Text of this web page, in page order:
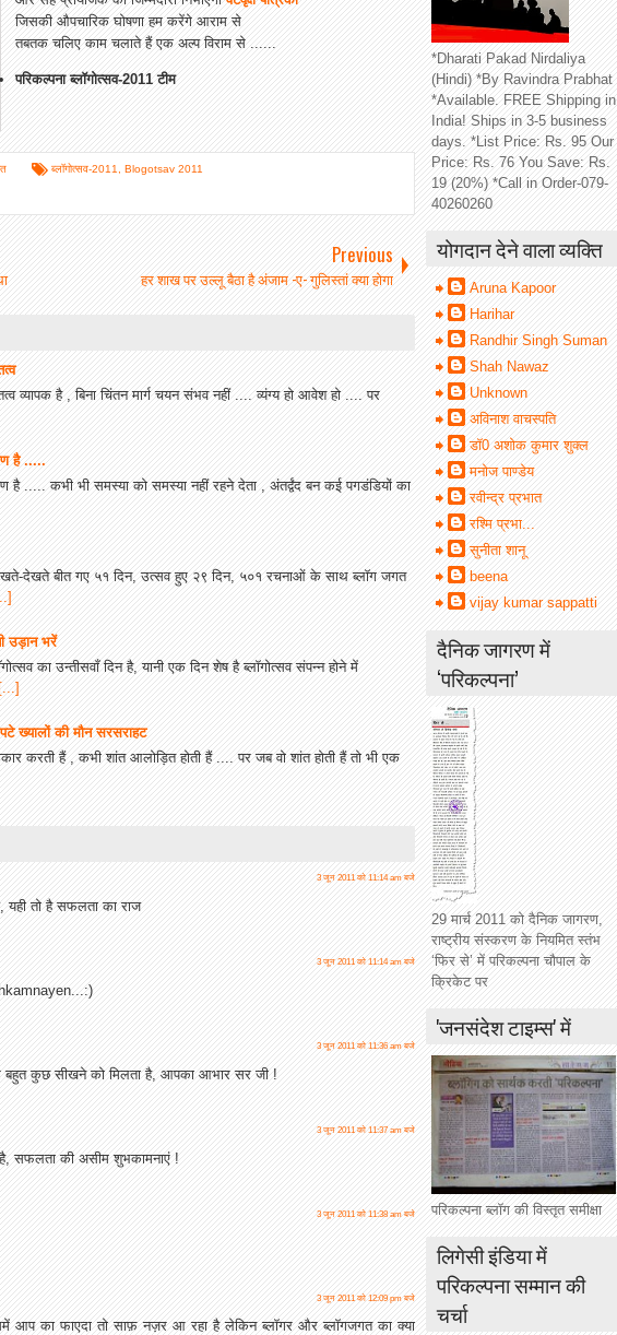
जिसकी औपचारिक घोषणा हम करेंगे आराम से
तबतक चलिए काम चलाते हैं एक अल्प विराम से ......
परिकल्पना ब्लॉगोत्सव-2011 टीम
ब्लॉगोत्सव-2011 Blogotsav 2011
Previous
हर शाख पर उल्लू बैठा है अंजाम -ए- गुलिस्तां क्या होगा
व्यापक है , बिना चिंतन मार्ग चयन संभव नहीं .... व्यंग्य हो आवेश हो .... पर
है .....
है ..... कभी भी समस्या को समस्या नहीं रहने देता , अंतर्द्वंद बन कई पगडंडियों का
देखते बीत गए ५१ दिन, उत्सव हुए २९ दिन, ५०१ रचनाओं के साथ ब्लॉग जगत
उड़ान भरें
का उन्तीसवाँ दिन है, यानी एक दिन शेष है ब्लॉगोत्सव संपन्न होने में
ख्यालों की मौन सरसराहट
करती हैं , कभी शांत आलोड़ित होती हैं .... पर जब वो शांत होती हैं तो भी एक
3 जून 2011 को 11:14 am बजे
यही तो है सफलता का राज
3 जून 2011 को 11:14 am बजे
3 जून 2011 को 11:36 am बजे
बहुत कुछ सीखने को मिलता है, आपका आभार सर जी !
3 जून 2011 को 11:37 am बजे
सफलता की असीम शुभकामनाएं !
3 जून 2011 को 11:38 am बजे
3 जून 2011 को 12:09 pm बजे
आप का फाएदा तो साफ़ नज़र आ रहा है लेकिन ब्लॉगर और ब्लॉगजगत का क्या
*Dharati Pakad Nirdaliya
(Hindi) *By Ravindra Prabhat
*Available. FREE Shipping in
India! Ships in 3-5 business
days. *List Price: Rs. 95 Our
Price: Rs. 76 You Save: Rs.
19 (20%) *Call in Order-079-
40260260
योगदान देने वाला व्यक्ति
Aruna Kapoor
Harihar
Randhir Singh Suman
Shah Nawaz
Unknown
अविनाश वाचस्पति
डॉ0 अशोक कुमार शुक्ल
मनोज पाण्डेय
रवीन्द्र प्रभात
रश्मि प्रभा...
सुनीता शानू
beena
vijay kumar sappatti
दैनिक जागरण में
‘परिकल्पना’
29 मार्च 2011 को दैनिक जागरण,
राष्ट्रीय संस्करण के नियमित स्तंभ
‘फिर से’ में परिकल्पना चौपाल के
क्रिकेट पर
'जनसंदेश टाइम्स' में
परिकल्पना ब्लॉग की विस्तृत समीक्षा
लिगेसी इंडिया में
परिकल्पना सम्मान की
चर्चा